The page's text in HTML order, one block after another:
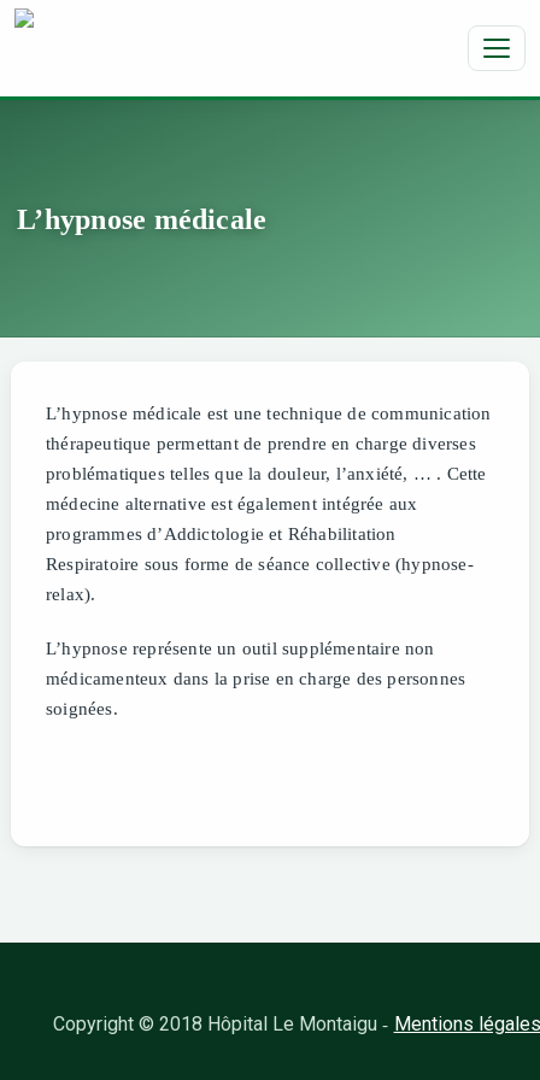
L’hypnose médicale
L’hypnose médicale est une technique de communication
thérapeutique permettant de prendre en charge diverses
problématiques telles que la douleur, l’anxiété, … . Cette
médecine alternative est également intégrée aux
programmes d’Addictologie et Réhabilitation
Respiratoire sous forme de séance collective (hypnose-
relax).
L’hypnose représente un outil supplémentaire non
médicamenteux dans la prise en charge des personnes
soignées.
Copyright © 2018 Hôpital Le Montaigu- Mentions légales